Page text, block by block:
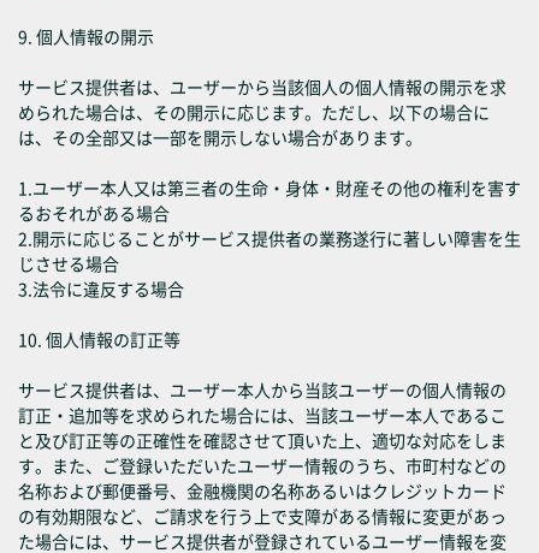
9. 個人情報の開示
サービス提供者は、ユーザーから当該個人の個人情報の開示を求
められた場合は、その開示に応じます。ただし、以下の場合に
は、その全部又は一部を開示しない場合があります。
1.ユーザー本人又は第三者の生命・身体・財産その他の権利を害す
るおそれがある場合
2.開示に応じることがサービス提供者の業務遂行に著しい障害を生
じさせる場合
3.法令に違反する場合
10. 個人情報の訂正等
サービス提供者は、ユーザー本人から当該ユーザーの個人情報の
訂正・追加等を求められた場合には、当該ユーザー本人であるこ
と及び訂正等の正確性を確認させて頂いた上、適切な対応をしま
す。また、ご登録いただいたユーザー情報のうち、市町村などの
名称および郵便番号、金融機関の名称あるいはクレジットカード
の有効期限など、ご請求を行う上で支障がある情報に変更があっ
た場合には、サービス提供者が登録されているユーザー情報を変